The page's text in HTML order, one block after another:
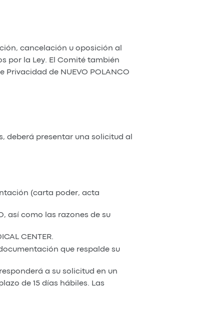
cancelación u oposición al
por la Ley. El Comité también
de NUEVO POLANCO
deberá presentar una solicitud al
(carta poder, acta
así como las razones de su
CENTER.
que respalde su
a su solicitud en un
de 15 días hábiles. Las